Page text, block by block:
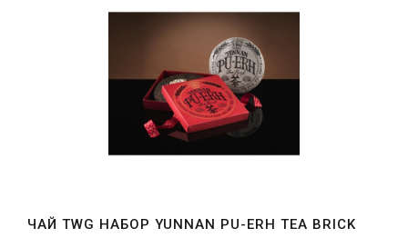
ЧАЙ TWG НАБОР YUNNAN PU-ERH TEA BRICK